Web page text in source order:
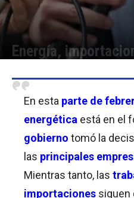
Energía,
En esta parte de
energética está en el
gobierno tomó la
las principales
Mientras tanto, las
importaciones siguen